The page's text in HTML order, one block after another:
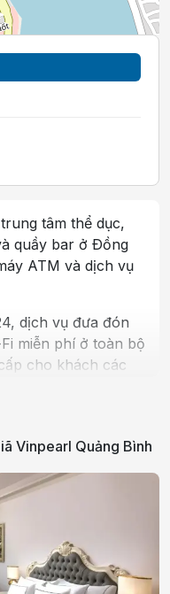
tâm thể dục,
quầy bar ở Ðồng
ATM và dịch vụ
dịch vụ đưa đón
miễn phí ở toàn bộ
cho khách các
két an toàn, TV
nghỉ có phục vụ bữa
có hồ bơi trong
phòng ngay trong
Binh cách Bãi
Hới, cách chỗ
Vinpearl Quảng Bình